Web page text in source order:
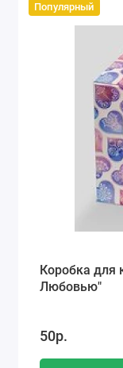
Популярный
Коробка для
Любовью"
50р.